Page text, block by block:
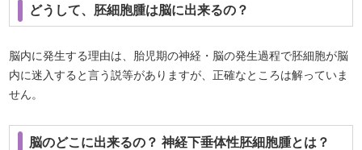
どうして、胚細胞腫は脳に出来るの？
脳内に発生する理由は、胎児期の神経・脳の発生過程で胚細胞が脳
内に迷入すると言う説等がありますが、正確なところは解っていま
せん。
脳のどこに出来るの？ 神経下垂体性胚細胞腫とは？